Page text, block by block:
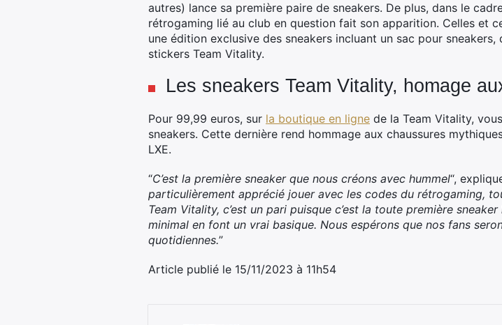
autres) lance sa première paire de sneakers. De plus, dans le
rétrogaming lié au club en question fait son apparition. Celles et
une édition exclusive des sneakers incluant un sac pour
stickers Team Vitality.
Les sneakers Team Vitality, homage
Pour 99,99 euros, sur la boutique en ligne de la Team Vitality,
sneakers. Cette dernière rend hommage aux chaussures
LXE.
“C’est la première sneaker que nous créons avec hummel“,
particulièrement apprécié jouer avec les codes du rétrogaming,
Team Vitality, c’est un pari puisque c’est la toute première
minimal en font un vrai basique. Nous espérons que nos fans
quotidiennes.”
Article publié le 15/11/2023 à 11h54